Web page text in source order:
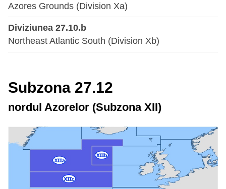
Azores Grounds (Division Xa)
Diviziunea 27.10.b
Northeast Atlantic South (Division Xb)
Subzona 27.12
nordul Azorelor (Subzona XII)